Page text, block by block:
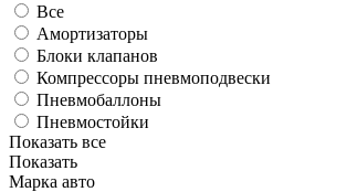
Все
Амортизаторы
Блоки клапанов
Компрессоры пневмоподвески
Пневмобаллоны
Пневмостойки
Показать все
Показать
Марка авто